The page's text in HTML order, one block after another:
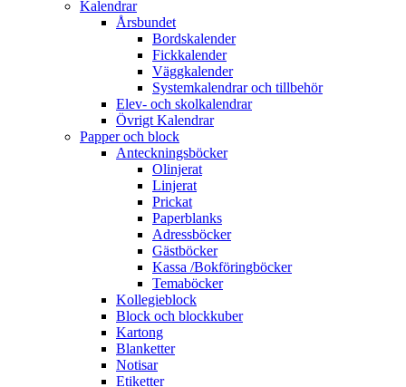
Kalendrar
Årsbundet
Bordskalender
Fickkalender
Väggkalender
Systemkalendrar och tillbehör
Elev- och skolkalendrar
Övrigt Kalendrar
Papper och block
Anteckningsböcker
Olinjerat
Linjerat
Prickat
Paperblanks
Adressböcker
Gästböcker
Kassa /Bokföringböcker
Temaböcker
Kollegieblock
Block och blockkuber
Kartong
Blanketter
Notisar
Etiketter